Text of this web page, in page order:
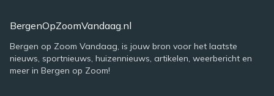
BergenOpZoomVandaag.nl
Bergen op Zoom Vandaag, is jouw bron voor het laatste
nieuws, sportnieuws, huizennieuws, artikelen, weerbericht en
meer in Bergen op Zoom!